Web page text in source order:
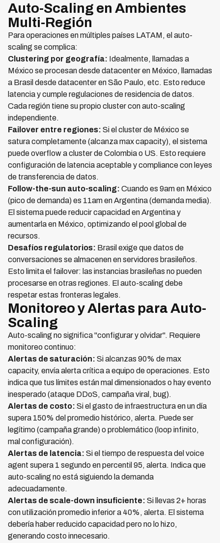
Auto-Scaling en Ambientes
Multi-Región
Para operaciones en múltiples países LATAM, el auto-
scaling se complica:
Clustering por geografía: Idealmente, llamadas a
México se procesan desde datacenter en México, llamadas
a Brasil desde datacenter en São Paulo, etc. Esto reduce
latencia y cumple regulaciones de residencia de datos.
Cada región tiene su propio cluster con auto-scaling
independiente.
Failover entre regiones: Si el cluster de México se
satura completamente (alcanza max capacity), el sistema
puede overflow a cluster de Colombia o US. Esto requiere
configuración de latencia aceptable y compliance con leyes
de transferencia de datos.
Follow-the-sun auto-scaling: Cuando es 9am en México
(pico de demanda) es 11am en Argentina (demanda media).
El sistema puede reducir capacidad en Argentina y
aumentarla en México, optimizando el pool global de
recursos.
Desafíos regulatorios: Brasil exige que datos de
conversaciones se almacenen en servidores brasileños.
Esto limita el failover: las instancias brasileñas no pueden
procesarse en otras regiones. El auto-scaling debe
respetar estas fronteras legales.
Monitoreo y Alertas para Auto-
Scaling
Auto-scaling no significa "configurar y olvidar". Requiere
monitoreo continuo:
Alertas de saturación: Si alcanzas 90% de max
capacity, envía alerta crítica a equipo de operaciones. Esto
indica que tus límites están mal dimensionados o hay evento
inesperado (ataque DDoS, campaña viral, bug).
Alertas de costo: Si el gasto de infraestructura en un día
supera 150% del promedio histórico, alerta. Puede ser
legítimo (campaña grande) o problemático (loop infinito,
mal configuración).
Alertas de latencia: Si el tiempo de respuesta del voice
agent supera 1 segundo en percentil 95, alerta. Indica que
auto-scaling no está siguiendo la demanda
adecuadamente.
Alertas de scale-down insuficiente: Si llevas 2+ horas
con utilización promedio inferior a 40%, alerta. El sistema
debería haber reducido capacidad pero no lo hizo,
generando costo innecesario.